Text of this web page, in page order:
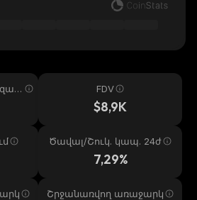
FDV
$8,9K
Ծավալ/Շուկ. կապ. 24ժ
7,29%
Շրջանառվող առաջարկ